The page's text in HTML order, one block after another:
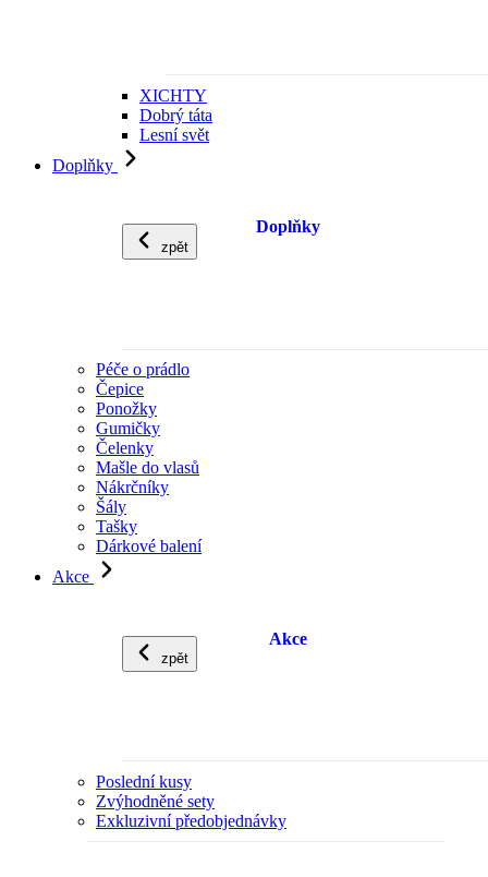
XICHTY
Dobrý táta
Lesní svět
Doplňky
zpět
Doplňky
Péče o prádlo
Čepice
Ponožky
Gumičky
Čelenky
Mašle do vlasů
Nákrčníky
Šály
Tašky
Dárkové balení
Akce
zpět
Akce
Poslední kusy
Zvýhodněné sety
Exkluzivní předobjednávky